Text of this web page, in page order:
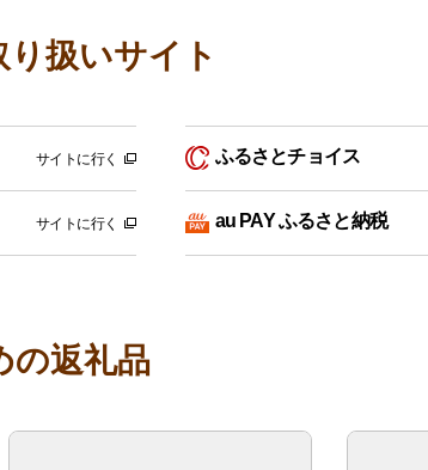
扱いサイト
サイトに行く ふるさとチョイス
サイトに行く au PAY ふるさと納税
の返礼品